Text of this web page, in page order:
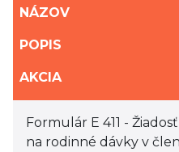
NÁZOV
POPIS
AKCIA
Formulár E 411 -
na rodinné dávky v